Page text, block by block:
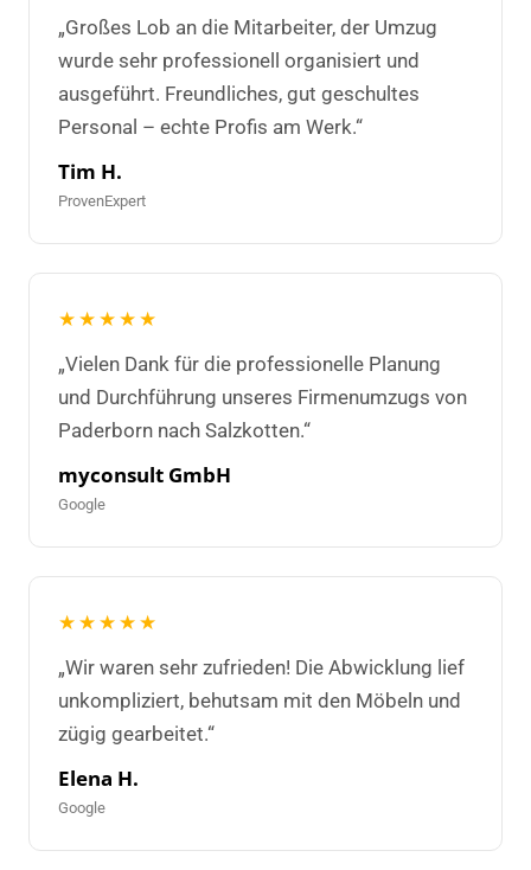
„Großes Lob an die Mitarbeiter, der Umzug
wurde sehr professionell organisiert und
ausgeführt. Freundliches, gut geschultes
Personal – echte Profis am Werk.“
Tim H.
ProvenExpert
★★★★★
„Vielen Dank für die professionelle Planung
und Durchführung unseres Firmenumzugs von
Paderborn nach Salzkotten.“
myconsult GmbH
Google
★★★★★
„Wir waren sehr zufrieden! Die Abwicklung lief
unkompliziert, behutsam mit den Möbeln und
zügig gearbeitet.“
Elena H.
Google